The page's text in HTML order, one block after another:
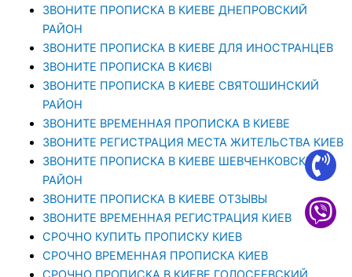
ЗВОНИТЕ ПРОПИСКА В КИЕВЕ ДНЕПРОВСКИЙ
РАЙОН
ЗВОНИТЕ ПРОПИСКА В КИЕВЕ ДЛЯ ИНОСТРАНЦЕВ
ЗВОНИТЕ ПРОПИСКА В КИЄВІ
ЗВОНИТЕ ПРОПИСКА В КИЕВЕ СВЯТОШИНСКИЙ
РАЙОН
ЗВОНИТЕ ВРЕМЕННАЯ ПРОПИСКА В КИЕВЕ
ЗВОНИТЕ РЕГИСТРАЦИЯ МЕСТА ЖИТЕЛЬСТВА КИЕВ
ЗВОНИТЕ ПРОПИСКА В КИЕВЕ ШЕВЧЕНКОВСКИЙ
РАЙОН
ЗВОНИТЕ ПРОПИСКА В КИЕВЕ ОТЗЫВЫ
ЗВОНИТЕ ВРЕМЕННАЯ РЕГИСТРАЦИЯ КИЕВ
СРОЧНО КУПИТЬ ПРОПИСКУ КИЕВ
СРОЧНО ВРЕМЕННАЯ ПРОПИСКА КИЕВ